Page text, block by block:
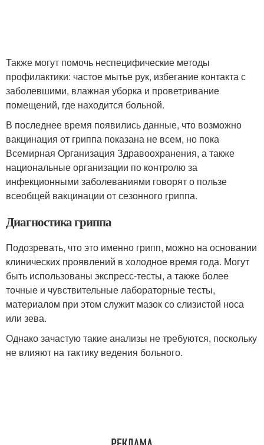
Также могут помочь неспецифические методы
профилактики: частое мытье рук, избегание контакта с
заболевшими, влажная уборка и проветривание
помещений, где находится больной.
В последнее время появились данные, что возможно
вакцинация от гриппа показана не всем, но пока
Всемирная Организация Здравоохранения, а также
национальные организации по контролю за
инфекционными заболеваниями говорят о пользе
всеобщей вакцинации от сезонного гриппа.
Диагностика гриппа
Подозревать, что это именно грипп, можно на основании
клинических проявлений в холодное время года. Могут
быть использованы экспресс-тесты, а также более
точные и чувствительные лабораторные тесты,
материалом при этом служит мазок со слизистой носа
или зева.
Однако зачастую такие анализы не требуются, поскольку
не влияют на тактику ведения больного.